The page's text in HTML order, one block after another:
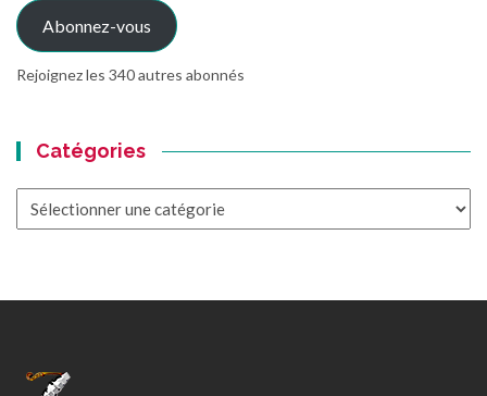
Abonnez-vous
Rejoignez les 340 autres abonnés
Catégories